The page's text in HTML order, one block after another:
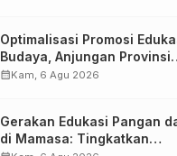
Optimalisasi Promosi
Budaya, Anjungan Provinsi
Sulawesi Barat Perkuat
calendar_monthKam, 6 Agu 2026
Gerakan Edukasi Pangan
di Mamasa: Tingkatkan